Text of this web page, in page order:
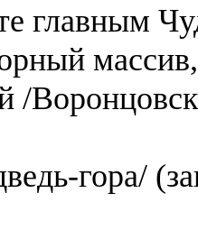
главным
/
гора/